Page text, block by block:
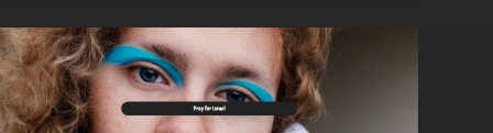
in deinen Kommunikationsworkflow zu
integrieren!